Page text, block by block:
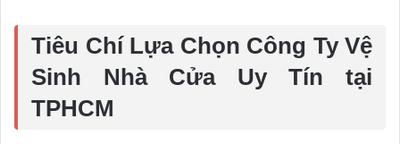
Tiêu Chí Lựa Chọn Công Ty Vệ
Sinh Nhà Cửa Uy Tín tại
TPHCM